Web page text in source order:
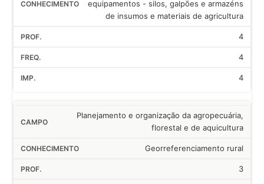
equipamentos - silos, galpões e armazéns
de insumos e materiais de agricultura
4
4
4
Planejamento e organização da agropecuária,
florestal e de aquicultura
Georreferenciamento rural
3